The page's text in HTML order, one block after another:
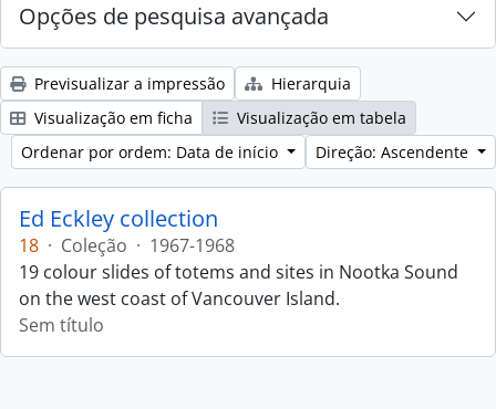
Opções de pesquisa avançada
Previsualizar a impressão
Hierarquia
Visualização em ficha
Visualização em tabela
Ordenar por ordem: Data de início
Direção: Ascendente
Ed Eckley collection
18 · Coleção · 1967-1968
19 colour slides of totems and sites in Nootka Sound
on the west coast of Vancouver Island.
Sem título